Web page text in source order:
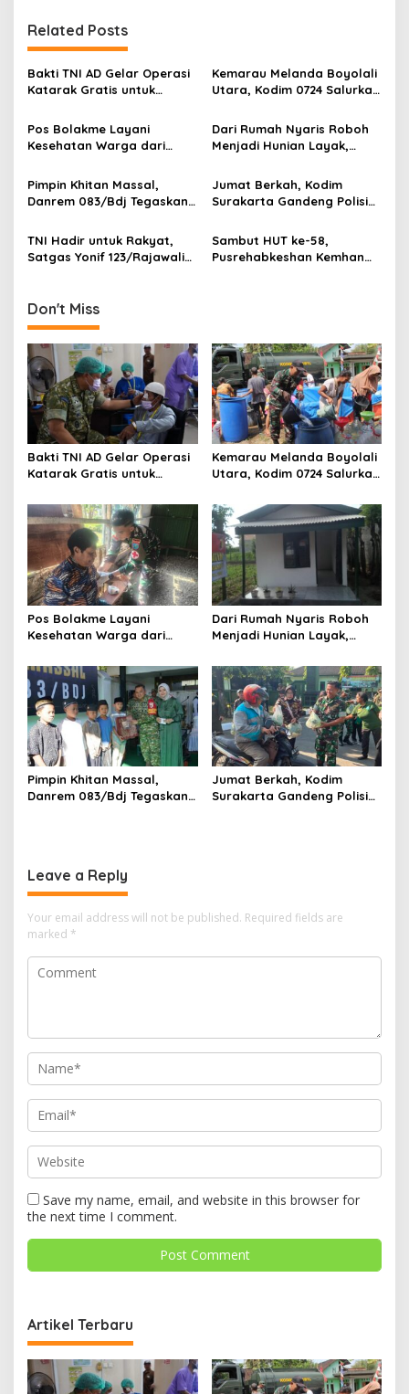
n
a
v
i
g
a
t
i
o
n
Related Posts
Bakti TNI AD Gelar Operasi
Katarak Gratis untuk
Kemarau Melanda Boyolali
Utara, Kodim 0724 Salurkan
Pos Bolakme Layani
Kesehatan Warga dari
Pegunungan
Dari Rumah Nyaris Roboh
Menjadi Hunian Layak,
Wujudkan Harapan Ibu Feri
Pimpin Khitan Massal,
Danrem 083/Bdj Tegaskan
Jumat Berkah, Kodim
Surakarta Gandeng Polisi
Gratis untuk Warga
TNI Hadir untuk Rakyat,
Satgas Yonif 123/Rajawali
Mappi
Sambut HUT ke-58,
Pusrehabkeshan Kemhan
Don't Miss
Bakti TNI AD Gelar Operasi
Katarak Gratis untuk
Kemarau Melanda Boyolali
Utara, Kodim 0724 Salurkan
Pos Bolakme Layani
Kesehatan Warga dari
Pegunungan
Dari Rumah Nyaris Roboh
Menjadi Hunian Layak,
Wujudkan Harapan Ibu Feri
Pimpin Khitan Massal,
Danrem 083/Bdj Tegaskan
Jumat Berkah, Kodim
Surakarta Gandeng Polisi
Leave a Reply
Your email address will not be published. Required fields are
marked *
Save my name, email, and website in this browser for
the next time I comment.
Artikel Terbaru